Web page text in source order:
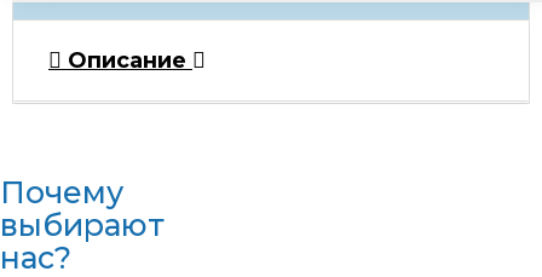
Описание
Почему
выбирают
нас?